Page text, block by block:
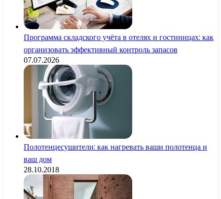
Программа складского учёта в отелях и гостиницах: как
организовать эффективный контроль запасов
07.07.2026
Полотенцесушители: как нагревать ваши полотенца и
ваш дом
28.10.2018